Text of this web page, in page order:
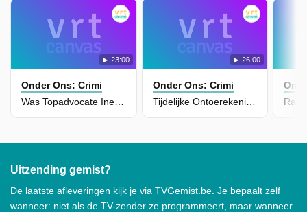
23:00
Onder Ons: Crimi
26:00
Onder Ons: Crimi
Tijdelijke Ontoerekeningsvatbaarheid Of Voorbedachte Moord?
Uitzending gemist?
De laatste afleveringen kijk je via TVGemist.be. Je bepaalt zelf
wanneer: niet als de TV-zender ze programmeert, maar wanneer